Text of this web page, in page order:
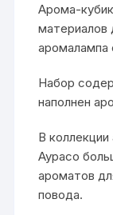
Арома-
материалов
аромалампа
Набор
наполнен
В
Аурасо
ароматов
повода.